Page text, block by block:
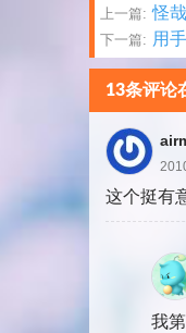
文
章
分
页
上一篇: 怪
下一篇: 用
13条评论
这个挺有
我